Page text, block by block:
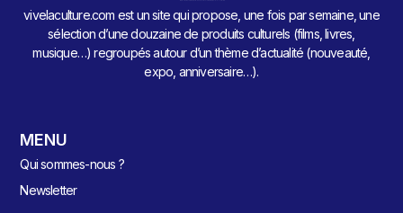
vivelaculture.com est un site qui propose, une fois par semaine, une
sélection d’une douzaine de produits culturels (films, livres,
musique…) regroupés autour d’un thème d’actualité (nouveauté,
expo, anniversaire…).
MENU
Qui sommes-nous ?
Newsletter